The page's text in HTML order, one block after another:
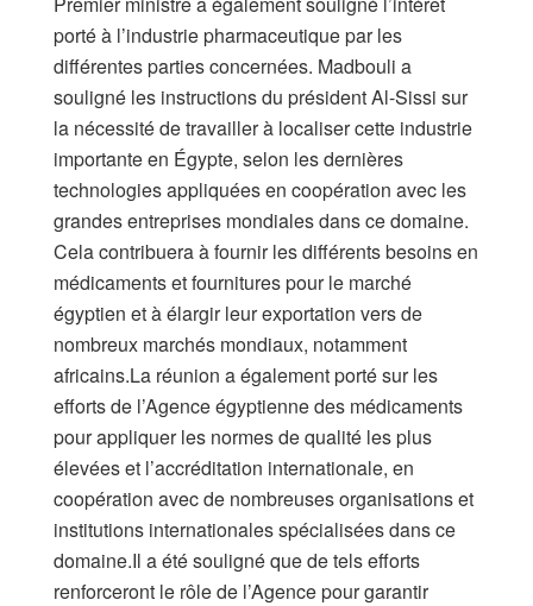
porté à l’industrie pharmaceutique par les
différentes parties concernées. Madbouli a
souligné les instructions du président Al-Sissi sur
la nécessité de travailler à localiser cette industrie
importante en Égypte, selon les dernières
technologies appliquées en coopération avec les
grandes entreprises mondiales dans ce domaine.
Cela contribuera à fournir les différents besoins en
médicaments et fournitures pour le marché
égyptien et à élargir leur exportation vers de
nombreux marchés mondiaux, notamment
africains.La réunion a également porté sur les
efforts de l’Agence égyptienne des médicaments
pour appliquer les normes de qualité les plus
élevées et l’accréditation internationale, en
coopération avec de nombreuses organisations et
institutions internationales spécialisées dans ce
domaine.Il a été souligné que de tels efforts
renforceront le rôle de l’Agence pour garantir